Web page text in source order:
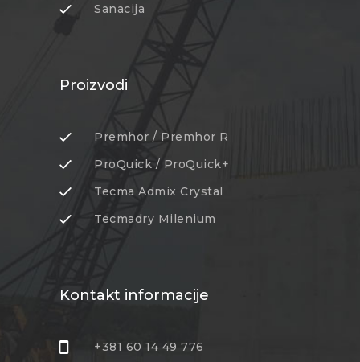
Sanacija
Proizvodi
Premhor / Premhor R
ProQuick / ProQuick+
Tecma Admix Crystal
Tecmadry Milenium
Kontakt informacije
+381 60 14 49 776